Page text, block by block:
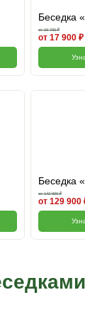
Беседка
от 19 700 ₽
от 17 900 ₽
Беседка
от 142 900 ₽
от 129 900